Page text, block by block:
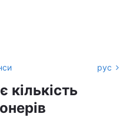
рус
кількість